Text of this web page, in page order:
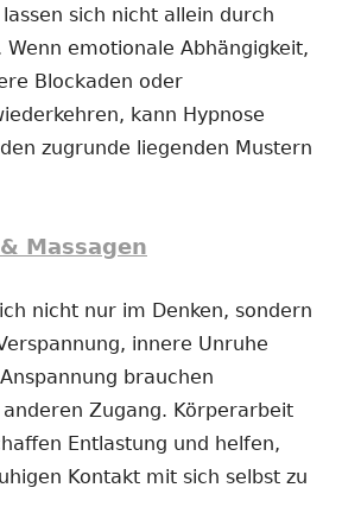
sich nicht allein durch
Wenn emotionale Abhängigkeit,
Blockaden oder
kann Hypnose
zugrunde liegenden Mustern
Massagen
nicht nur im Denken, sondern
innere Unruhe
brauchen
Zugang. Körperarbeit
Entlastung und helfen,
Kontakt mit sich selbst zu